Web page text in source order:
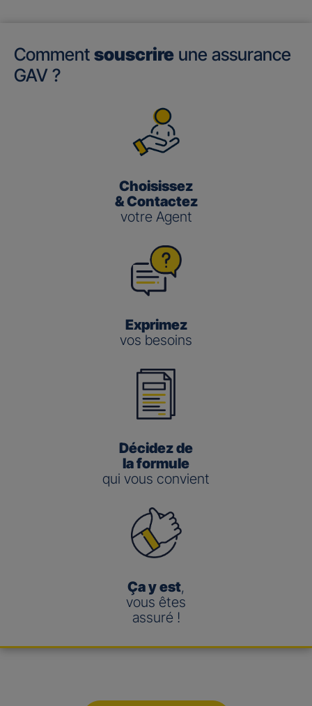
Comment souscrire une assurance
GAV ?
Choisissez
& Contactez
votre Agent
Exprimez
vos besoins
Décidez de
la formule
qui vous convient
Ça y est,
vous êtes
assuré !